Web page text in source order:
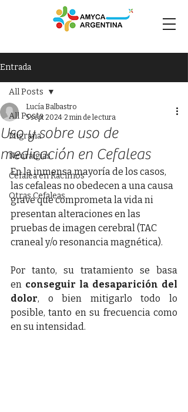
Entrada
All Posts
Migraña
Neuralgias
Cefalea en Racimos
Otras Cefaleas
All Posts
Uso y sobre uso de
medicación en Cefaleas
Lucía Balbastro
5 sept 2024 2 min de lectura
En la inmensa mayoría de los casos,
las cefaleas no obedecen a una causa
grave que comprometa la vida ni
presentan alteraciones en las
pruebas de imagen cerebral (TAC
craneal y/o resonancia magnética).
Por tanto, su tratamiento se basa
en conseguir la desaparición del
dolor, o bien mitigarlo todo lo
posible, tanto en su frecuencia como
en su intensidad.